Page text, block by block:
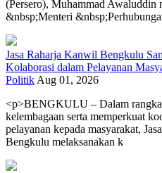
(Persero), Muhammad Awaluddin
&nbsp;Menteri
Jasa Raharja Kanwil Bengkulu
Kolaborasi dalam Pelayanan
Politik Aug 01, 2026
<p>BENGKULU – Dalam rangka
kelembagaan serta memperkuat
pelayanan kepada masyarakat,
Bengkulu melaksanakan k